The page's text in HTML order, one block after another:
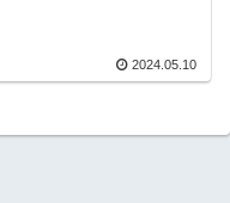
2024.05.10